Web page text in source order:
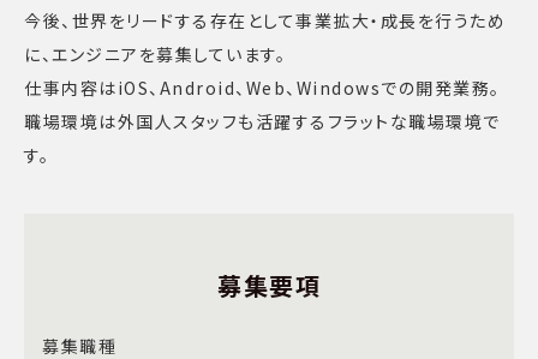
今後、世界をリードする存在として事業拡大・成長を行うため
に、エンジニアを募集しています。
仕事内容はiOS、Android、Web、Windowsでの開発業務。
職場環境は外国人スタッフも活躍するフラットな職場環境で
す。
募集要項
募集職種